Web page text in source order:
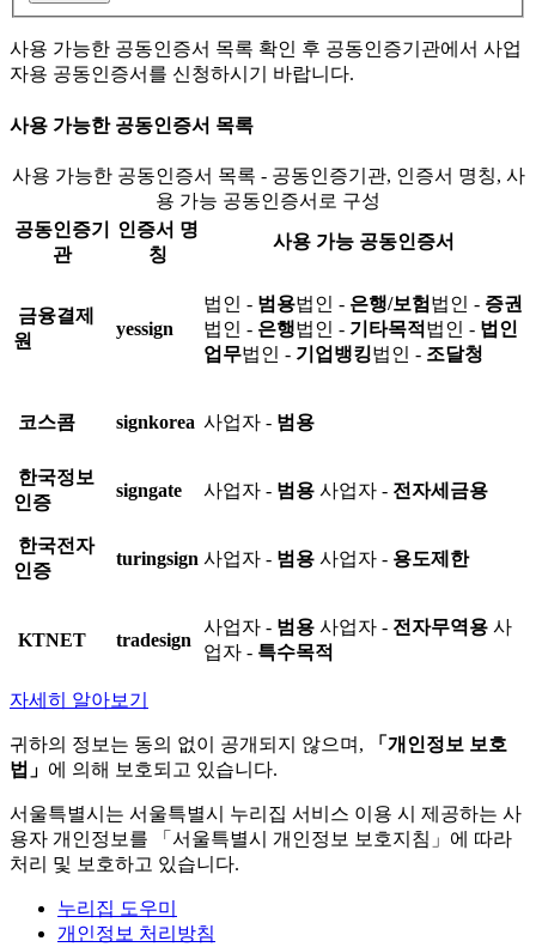
사용 가능한 공동인증서 목록 확인 후 공동인증기관에서 사업
자용 공동인증서를 신청하시기 바랍니다.
사용 가능한 공동인증서 목록
사용 가능한 공동인증서 목록 - 공동인증기관, 인증서 명칭, 사
용 가능 공동인증서로 구성
공동인증기
관
인증서 명
칭
사용 가능 공동인증서
금융결제
원
yessign
법인 - 범용법인 - 은행/보험 법인 - 증권
법인 - 은행법인 - 기타목적 법인 - 법인
업무법인 - 기업뱅킹법인 - 조달청
코스콤 signkorea 사업자 - 범용
한국정보
인증
signgate 사업자 - 범용 사업자 - 전자세금용
한국전자
인증
turingsign 사업자 - 범용 사업자 - 용도제한
KTNET tradesign
사업자 - 범용 사업자 - 전자무역용 사
업자 - 특수목적
자세히 알아보기
귀하의 정보는 동의 없이 공개되지 않으며,
「개인정보 보호
법」 에 의해 보호되고 있습니다.
서울특별시는 서울특별시 누리집 서비스 이용 시 제공하는 사
용자 개인정보를 「서울특별시 개인정보 보호지침」에 따라
처리 및 보호하고 있습니다.
누리집 도우미
개인정보 처리방침